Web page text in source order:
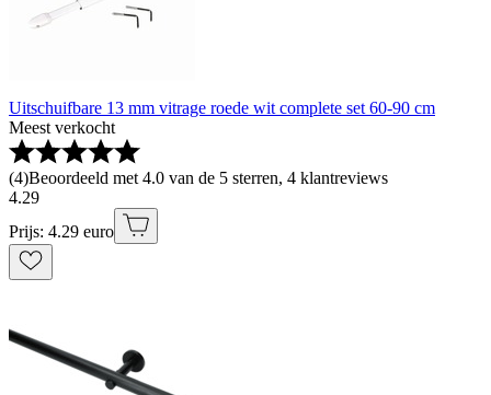
Uitschuifbare 13 mm vitrage roede wit complete set 60-90 cm
Meest verkocht
(4)Beoordeeld met 4.0 van de 5 sterren, 4 klantreviews
4.29
Prijs: 4.29 euro